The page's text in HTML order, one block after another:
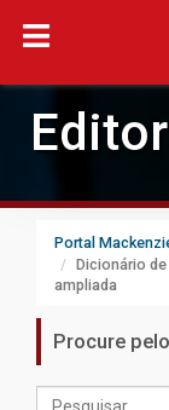
Portal
Dicionário
ampliada
Procure